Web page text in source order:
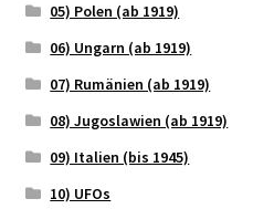
05) Polen (ab 1919)
06) Ungarn (ab 1919)
07) Rumänien (ab 1919)
08) Jugoslawien (ab 1919)
09) Italien (bis 1945)
10) UFOs